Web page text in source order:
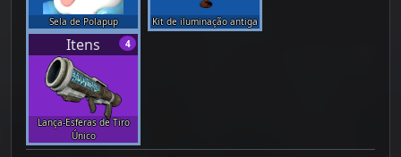
Sela de Polapup
Kit de iluminação antiga
4
Itens
Lança-Esferas de Tiro
Único